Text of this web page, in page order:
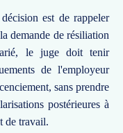
est de rappeler
demande de résiliation
le juge doit tenir
de l'employeur
sans prendre
postérieures à
de travail.